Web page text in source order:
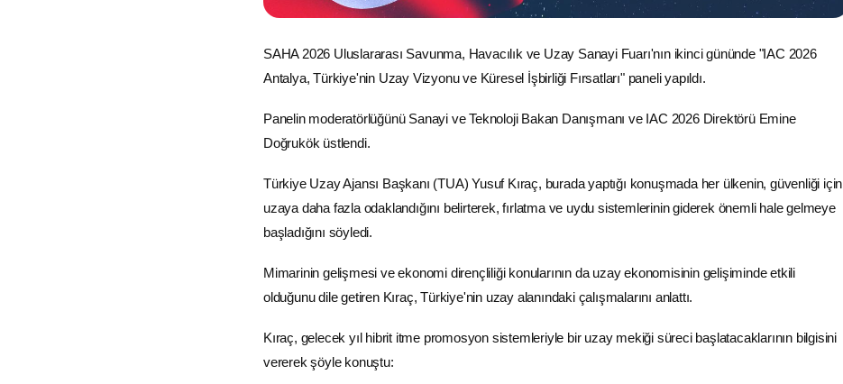
SAHA 2026 Uluslararası Savunma, Havacılık ve Uzay Sanayi Fuarı'nın ikinci gününde "IAC 2026
Antalya, Türkiye'nin Uzay Vizyonu ve Küresel İşbirliği Fırsatları" paneli yapıldı.
Panelin moderatörlüğünü Sanayi ve Teknoloji Bakan Danışmanı ve IAC 2026 Direktörü Emine
Doğrukök üstlendi.
Türkiye Uzay Ajansı Başkanı (TUA) Yusuf Kıraç, burada yaptığı konuşmada her ülkenin, güvenliği için
uzaya daha fazla odaklandığını belirterek, fırlatma ve uydu sistemlerinin giderek önemli hale gelmeye
başladığını söyledi.
Mimarinin gelişmesi ve ekonomi dirençliliği konularının da uzay ekonomisinin gelişiminde etkili
olduğunu dile getiren Kıraç, Türkiye'nin uzay alanındaki çalışmalarını anlattı.
Kıraç, gelecek yıl hibrit itme promosyon sistemleriyle bir uzay mekiği süreci başlatacaklarının bilgisini
vererek şöyle konuştu: